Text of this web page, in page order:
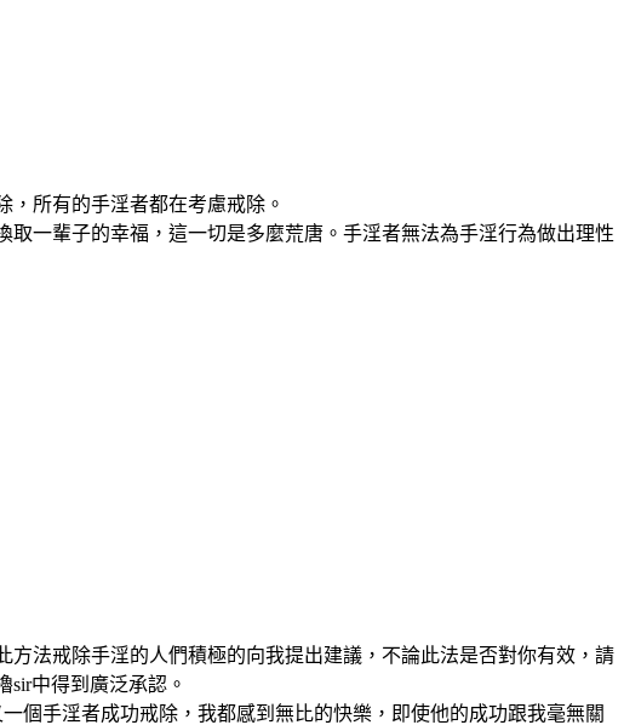
所有的手淫者都在考慮戒除。
一輩子的幸福，這一切是多麼荒唐。手淫者無法為手淫行為做出理性
法戒除手淫的人們積極的向我提出建議，不論此法是否對你有效，請
中得到廣泛承認。
個手淫者成功戒除，我都感到無比的快樂，即使他的成功跟我毫無關